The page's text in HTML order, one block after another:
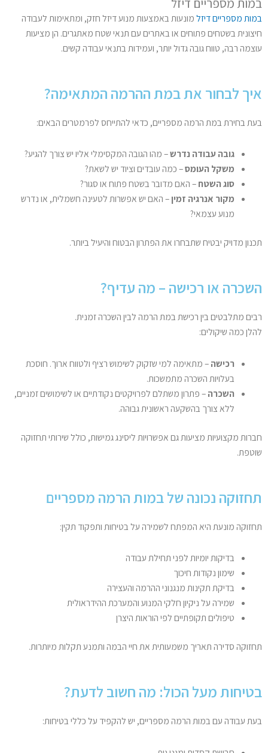
במות מספריים דיזל מונעות באמצעות מנוע דיזל חזק, ומתאימות לעבודה
חיצונית בשטחים פתוחים או באתרים עם תנאי שטח מאתגרים. הן מציעות
עוצמה רבה, טווח גובה גדול יותר, ועמידות בתנאי עבודה קשים.
איך לבחור את במת ההרמה המתאימה?
בעת בחירת במת הרמה מספריים, כדאי להתייחס לפרמטרים הבאים:
גובה עבודה נדרש– מהו הגובה המקסימלי אליו יש צורך להגיע?
משקל העומס– כמה עובדים וציוד יש לשאת?
סוג השטח – האם מדובר בשטח פתוח או סגור?
מקור אנרגיה זמין – האם יש אפשרות לטעינה חשמלית, או נדרש
מנוע עצמאי?
תכנון מדויק יבטיח שתבחרו את הפתרון הבטוח והיעיל ביותר.
השכרה או רכישה – מה עדיף?
רבים מתלבטים בין רכישת במת הרמה לבין השכרה זמנית.
להלן כמה שיקולים:
רכישה – מתאימה למי שזקוק לשימוש רציף ולטווח ארוך. חוסכת
בעלויות השכרה מתמשכות.
השכרה – פתרון משתלם לפרויקטים נקודתיים או לשימושים זמניים,
ללא צורך בהשקעה ראשונית גבוהה.
חברות מקצועיות מציעות גם אפשרויות ליסינג גמישות, כולל שירותי תחזוקה
שוטפת.
תחזוקה נכונה של במות הרמה מספריים
תחזוקה מונעת היא המפתח לשמירה על בטיחות ותפקוד תקין:
בדיקות יומיות לפני תחילת עבודה
שימון נקודות חיכוך
בדיקת תקינות מנגנוני ההרמה והעצירה
שמירה על ניקיון חלקי המנוע והמערכת ההידראולית
טיפולים תקופתיים לפי הוראות היצרן
תחזוקה סדירה תאריך משמעותית את חיי הבמה ותמנע תקלות מיותרות.
בטיחות מעל הכול: מה חשוב לדעת?
בעת עבודה עם במות הרמה מספריים, יש להקפיד על כללי בטיחות: